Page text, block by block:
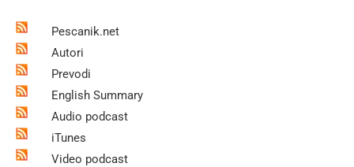
Pescanik.net
Autori
Prevodi
English Summary
Audio podcast
iTunes
Video podcast